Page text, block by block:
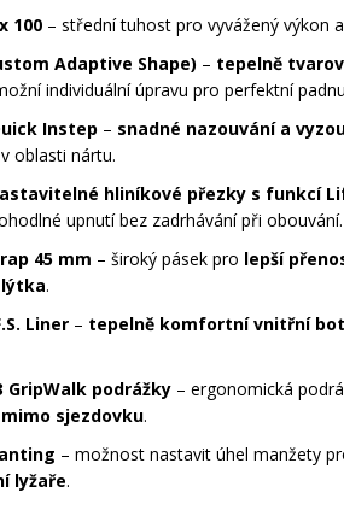
100 – střední tuhost pro vyvážený výkon
Adaptive Shape) – tepelně
individuální úpravu pro perfektní
Instep – snadné nazouvání a
oblasti nártu.
hliníkové přezky s funkcí
upnutí bez zadrhávání při obouvání.
45 mm – široký pásek pro lepší
.
Liner – tepelně komfortní vnitřní
GripWalk podrážky – ergonomická
sjezdovku.
– možnost nastavit úhel manžety
lyžaře.